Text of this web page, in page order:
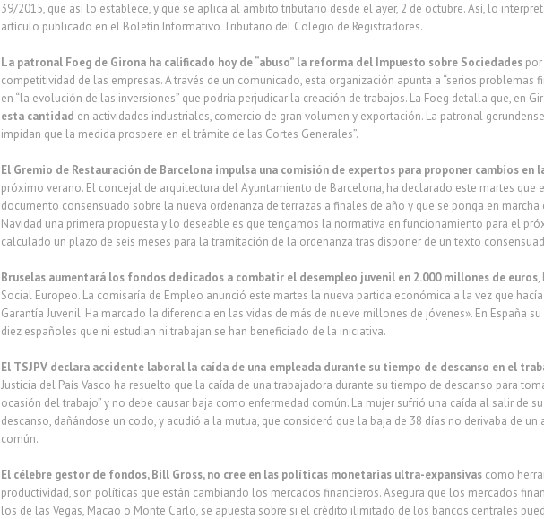
39/2015, que así lo establece, y que se aplica al ámbito tributario desde el ayer, 2 de octubre. Así, lo
artículo publicado en el Boletín Informativo Tributario del Colegio de Registradores.
La patronal Foeg de Girona ha calificado hoy de “abuso” la reforma del Impuesto sobre Sociedades
competitividad de las empresas. A través de un comunicado, esta organización apunta a “serios problemas
en “la evolución de las inversiones” que podría perjudicar la creación de trabajos. La Foeg detalla que, en
esta cantidad en actividades industriales, comercio de gran volumen y exportación. La patronal
impidan que la medida prospere en el trámite de las Cortes Generales”.
El Gremio de Restauración de Barcelona impulsa una comisión de expertos para proponer cambios en
próximo verano. El concejal de arquitectura del Ayuntamiento de Barcelona, ha declarado este martes que
documento consensuado sobre la nueva ordenanza de terrazas a finales de año y que se ponga en marcha
Navidad una primera propuesta y lo deseable es que tengamos la normativa en funcionamiento para el
calculado un plazo de seis meses para la tramitación de la ordenanza tras disponer de un texto
Bruselas aumentará los fondos dedicados a combatir el desempleo juvenil en 2.000 millones de euros,
Social Europeo. La comisaría de Empleo anunció este martes la nueva partida económica a la vez que
Garantía Juvenil. Ha marcado la diferencia en las vidas de más de nueve millones de jóvenes». En España
diez españoles que ni estudian ni trabajan se han beneficiado de la iniciativa.
El TSJPV declara accidente laboral la caída de una empleada durante su tiempo de descanso en el
Justicia del País Vasco ha resuelto que la caída de una trabajadora durante su tiempo de descanso para
ocasión del trabajo” y no debe causar baja como enfermedad común. La mujer sufrió una caída al salir de
descanso, dañándose un codo, y acudió a la mutua, que consideró que la baja de 38 días no derivaba de
común.
El célebre gestor de fondos, Bill Gross, no cree en las políticas monetarias ultra-expansivas como
productividad, son políticas que están cambiando los mercados financieros. Asegura que los mercados
los de las Vegas, Macao o Monte Carlo, se apuesta sobre si el crédito ilimitado de los bancos centrales